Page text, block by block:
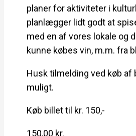
planer for aktiviteter i
planlægger lidt godt at
med en af vores lokale og
kunne købes vin, m.m. fra
Husk tilmelding ved køb af
muligt.
Køb billet til kr. 150,-
150,00 kr.